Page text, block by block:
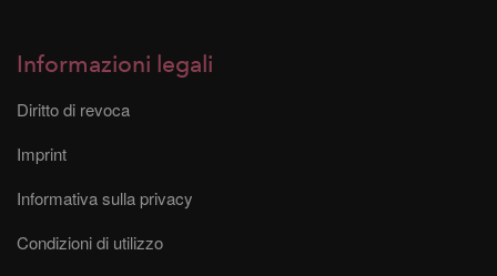
Informazioni legali
Diritto di revoca
Imprint
Informativa sulla privacy
Condizioni di utilizzo